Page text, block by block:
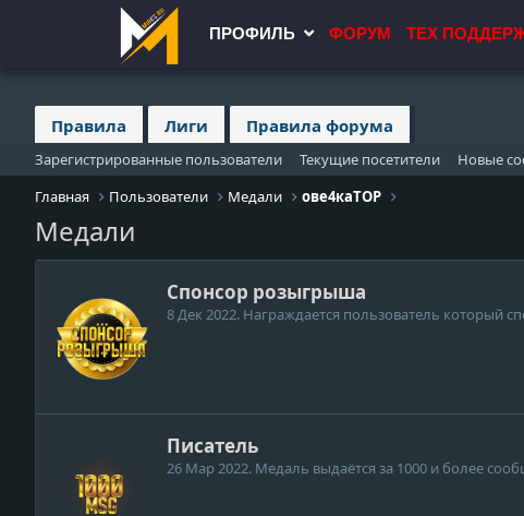
ПРОФИЛЬ ФОРУМ ТЕХ
Правила Лиги Правила форума
Зарегистрированные пользователи Текущие посетители
Новые
Главная
Пользователи Медали ове4каTOP
Медали
Спонсор розыгрыша
8 Дек 2022. Награждается пользователь который
Писатель
26 Мар 2022. Медаль выдаётся за 1000 и более